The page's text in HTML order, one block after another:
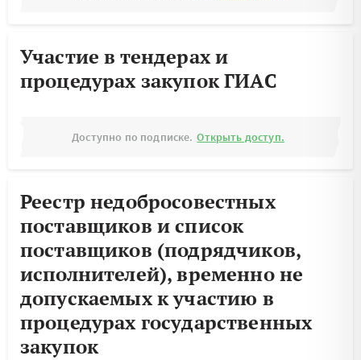
Участие в тендерах и
процедурах закупок ГИАС
Доступно по подписке. Открыть доступ.
Реестр недобросовестных
поставщиков и список
поставщиков (подрядчиков,
исполнителей), временно не
допускаемых к участию в
процедурах государственных
закупок